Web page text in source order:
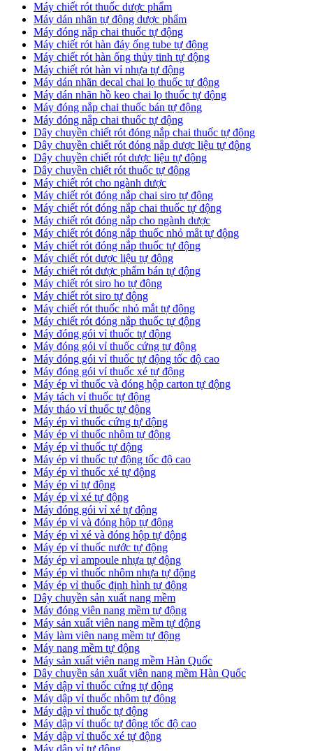
Máy chiết rót thuốc dược phẩm
Máy dán nhãn tự động dược phẩm
Máy đóng nắp chai thuốc tự động
Máy chiết rót hàn đáy ống tube tự động
Máy chiết rót hàn ống thủy tinh tự động
Máy chiết rót hàn vỉ nhựa tự động
​Máy dán nhãn decal chai lọ thuốc tự động
Máy dán nhãn hồ keo chai lọ thuốc tự động
Máy đóng nắp chai thuốc bán tự động
Máy đóng nắp chai thuốc tự động
Dây chuyền chiết rót đóng nắp chai thuốc tự động
​Dây chuyền chiết rót đóng nắp dược liệu tự động
Dây chuyền chiết rót dược liệu tự động
​Dây chuyền chiết rót thuốc tự động
Máy chiết rót cho ngành dược
​Máy chiết rót đóng nắp chai siro tự động
​Máy chiết rót đóng nắp chai thuốc tự động
​Máy chiết rót đóng nắp cho ngành dược
​Máy chiết rót đóng nắp thuốc nhỏ mắt tự động
​Máy chiết rót đóng nắp thuốc tự động
​Máy chiết rót dược liệu tự động
Máy chiết rót dược phẩm bán tự động
​Máy chiết rót siro ho tự động
​Máy chiết rót siro tự động
​Máy chiết rót thuốc nhỏ mắt tự động
​Máy chiết rót đóng nắp thuốc tự động
​Máy đóng gói vỉ thuốc tự động
Máy đóng gói vỉ thuốc cứng tự động
Máy đóng gói vỉ thuốc tự động tốc độ cao
Máy đóng gói vỉ thuốc xé tự động
​Máy ép vỉ thuốc và đóng hộp carton tự động
​Máy tách vỉ thuốc tự động
​Máy tháo vỉ thuốc tự động
​Máy ép vỉ thuốc cứng tự động
Máy ép vỉ thuốc nhôm tự động
Máy ép vỉ thuốc tự động​
​Máy ép vỉ thuốc tự động tốc độ cao
​Máy ép vỉ thuốc xé tự động
​Máy ép vỉ tự động
​Máy ép vỉ xé tự động
​Máy đóng gói vỉ xé tự động
​Máy ép vỉ và đóng hộp tự động
​Máy ép vỉ xé và đóng hộp tự động
​Máy ép vỉ thuốc nước tự động
​Máy ép vỉ ampoule nhựa tự động
Máy ép vỉ thuốc nhôm nhựa tự động
​Máy ép vỉ thuốc định hình tự động
​Dây chuyền sản xuất nang mềm
Máy đóng viên nang mềm tự động
​Máy sản xuất viên nang mềm tự động
Máy làm viên nang mềm tự động
Máy nang mềm tự động
​Máy sản xuất viên nang mềm Hàn Quốc
​Dây chuyền sản xuất viên nang mềm Hàn Quốc
Máy dập vỉ thuốc cứng tự động
Máy dập vỉ thuốc nhôm tự động
Máy dập vỉ thuốc tự động​
​Máy dập vỉ thuốc tự động tốc độ cao
Máy dập vỉ thuốc xé tự động